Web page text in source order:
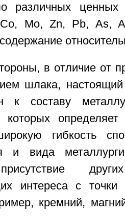
различных ценных
Со, Мо, Zn, Pb, As,
в отличие от
шлака,
к составу
которых
гибкость
и вида
интереса с точки
кремний,